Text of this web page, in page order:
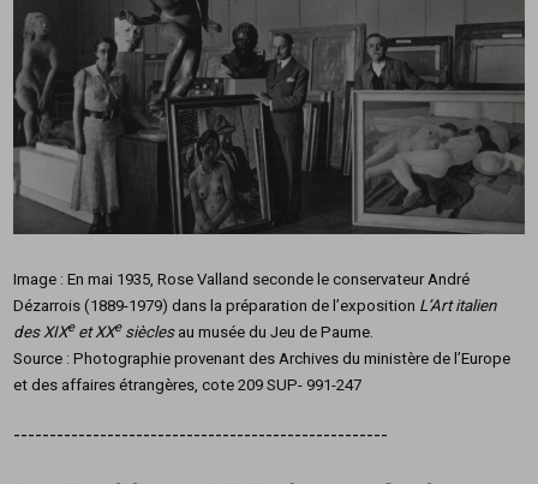
Image : En mai 1935, Rose Valland seconde le conservateur André
Dézarrois (1889-1979) dans la préparation de l’exposition L’Art italien
des XIXeet XXesiècles au musée du Jeu de Paume.
Source : Photographie provenant des Archives du ministère de l’Europe
et des affaires étrangères, cote 209 SUP- 991-247
----------------------------------------------------